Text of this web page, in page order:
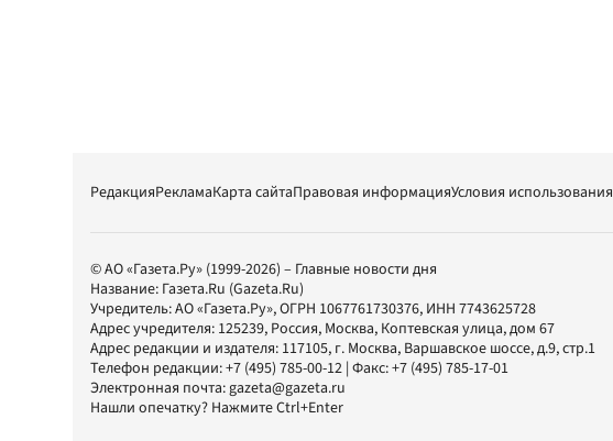
РедакцияРекламаКарта сайтаПравовая информацияУсловия использования
© АО «Газета.Ру» (1999-2026) – Главные новости дня
Название: Газета.Ru (Gazeta.Ru)
Учредитель:АО «Газета.Ру», ОГРН 1067761730376, ИНН 7743625728
Адрес учредителя: 125239, Россия, Москва, Коптевская улица, дом 67
Адрес редакции и издателя: 117105, г. Москва, Варшавское шоссе, д.9, стр.1
Телефон редакции:+7 (495) 785-00-12 | Факс:+7 (495) 785-17-01
Электронная почта:gazeta@gazeta.ru
Нашли опечатку? Нажмите Ctrl+Enter